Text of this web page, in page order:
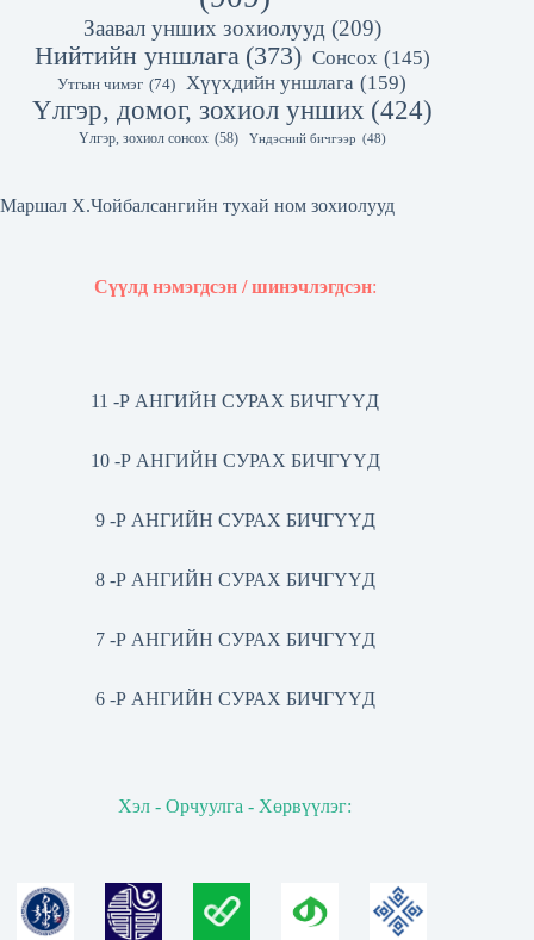
Заавал унших зохиолууд (209)
Нийтийн уншлага (373) Сонсох (145)
Утгын чимэг (74) Хүүхдийн уншлага (159)
Үлгэр, домог, зохиол унших (424)
Үлгэр, зохиол сонсох (58) Үндэсний бичгээр (48)
Маршал Х.Чойбалсангийн тухай ном зохиолууд
Сүүлд нэмэгдсэн / шинэчлэгдсэн:
11 -Р АНГИЙН СУРАХ БИЧГҮҮД
10 -Р АНГИЙН СУРАХ БИЧГҮҮД
9 -Р АНГИЙН СУРАХ БИЧГҮҮД
8 -Р АНГИЙН СУРАХ БИЧГҮҮД
7 -Р АНГИЙН СУРАХ БИЧГҮҮД
6 -Р АНГИЙН СУРАХ БИЧГҮҮД
Хэл - Орчуулга - Хөрвүүлэг: